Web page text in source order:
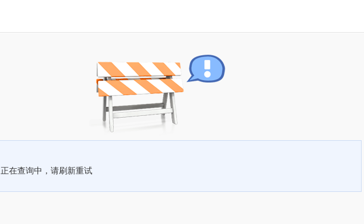
正在查询中，请刷新重试